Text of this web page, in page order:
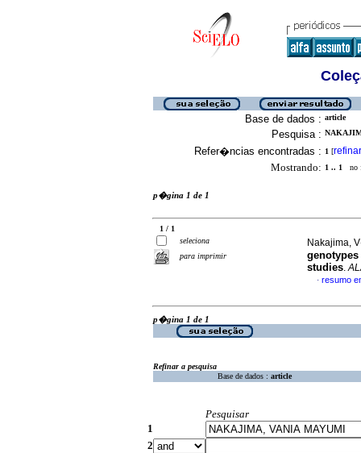
Base de dados : article
Pesquisa :
Refer�ncias encontradas : 1 [refinar
Mostrando: 1 .. 1 no
p�gina 1 de 1
1 / 1
seleciona
para imprimir
Nakajima,
studies.
· resumo
p�gina 1 de 1
Refinar a pesquisa
Base de dados : article
Pesquisar
1
2